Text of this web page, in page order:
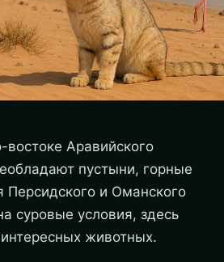
Аравийского
пустыни, горные
и Оманского
суровые условия, здесь
животных.